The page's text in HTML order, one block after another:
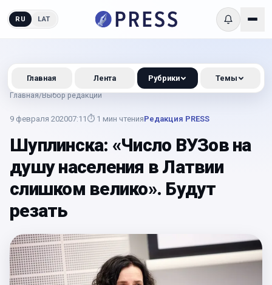
RU LAT
Главная/Выбор редакции
9 февраля 202007:11 ⏱ 1 мин чтенияРедакция PRESS
Шуплинска: «Число ВУЗов на
душу населения в Латвии
слишком велико». Будут
резать
Главная Лента Рубрики Темы